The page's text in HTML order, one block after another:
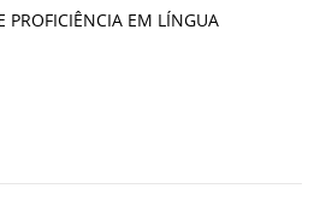
PROFICIÊNCIA EM LÍNGUA